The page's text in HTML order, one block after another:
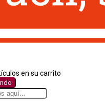
en su carrito